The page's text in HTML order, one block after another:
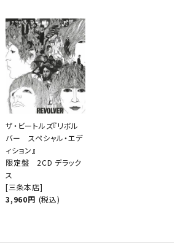
ザ・ビートルズ『リボル
バー スペシャル・エデ
ィション』
限定盤 2CD デラック
ス
[三条本店]
3,960円 (税込)